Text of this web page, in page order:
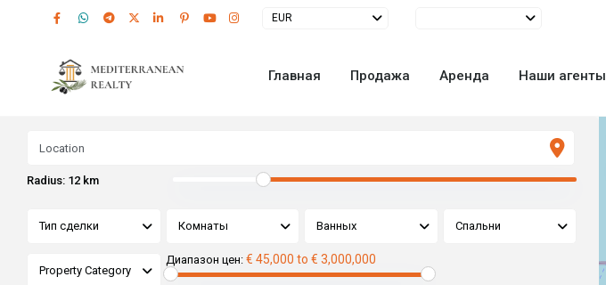
EUR
Главная Продажа Аренда Наши агенты
Radius: 12 km
Тип сделки Комнаты Ванных Спальни
Property Category
Диапазон цен: € 45,000 to € 3,000,000